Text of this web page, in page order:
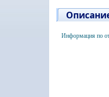
Информация по